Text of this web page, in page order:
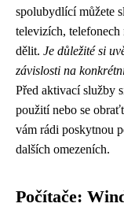
spolubydlící můžete
televizích, telefonech
dělit. Je důležité si
závislosti na
Před aktivací služby
použití nebo se
vám rádi poskytnou
dalších omezeních.
Počítače: